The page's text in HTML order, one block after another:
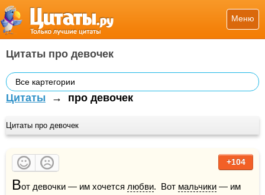
Меню
Цитаты про девочек
Все картегории
Цитаты → про девочек
Цитаты про девочек
+104
Вот девочки — им хочется любви.  Вот мальчики — им